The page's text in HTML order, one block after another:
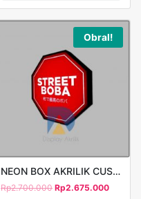
Obral!
NEON BOX AKRILIK CUSTOM 1 SISI 80X80CM PRINT STICKER STREET BOBA
Rp2.700.000 Rp2.675.000